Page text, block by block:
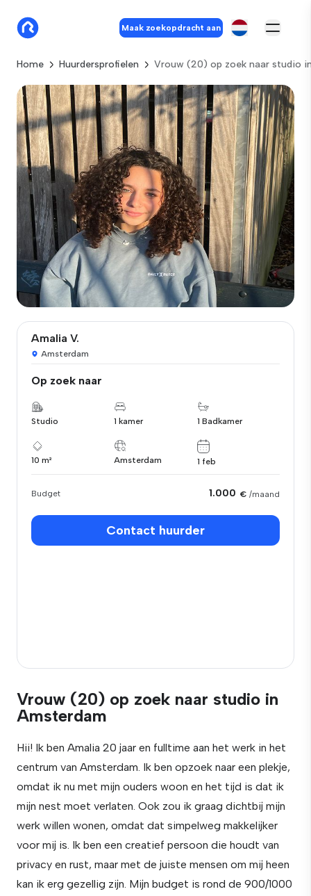
Maak zoekopdracht aan
Home Huurdersprofielen Vrouw (20) op zoek naar studio
Amalia V.
Amsterdam
Op zoek naar
Studio 1 kamer 1 Badkamer
10 m² Amsterdam 1 feb
Budget 1.000 € /maand
Contact huurder
Vrouw (20) op zoek naar studio in
Amsterdam
Hii! Ik ben Amalia 20 jaar en fulltime aan het werk in het
centrum van Amsterdam. Ik ben opzoek naar een plekje,
omdat ik nu met mijn ouders woon en het tijd is dat ik
mijn nest moet verlaten. Ook zou ik graag dichtbij mijn
werk willen wonen, omdat dat simpelweg makkelijker
voor mij is. Ik ben een creatief persoon die houdt van
privacy en rust, maar met de juiste mensen om mij heen
kan ik erg gezellig zijn. Mijn budget is rond de 900/1000